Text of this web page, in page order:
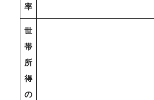
率
世
帯
所
得
の